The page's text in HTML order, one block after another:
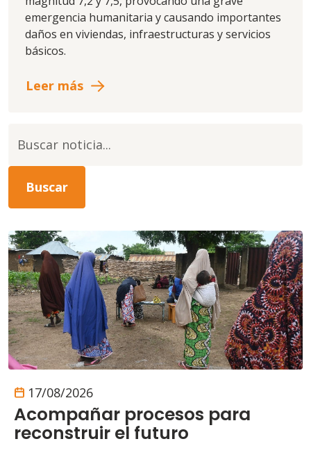
emergencia humanitaria y causando importantes
daños en viviendas, infraestructuras y servicios
básicos.
Leer más
17/08/2026
Acompañar procesos para
reconstruir el futuro